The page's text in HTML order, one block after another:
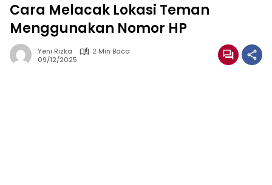
Cara Melacak Lokasi Teman
Menggunakan Nomor HP
Yeni Rizka
2 Min Baca
09/12/2025